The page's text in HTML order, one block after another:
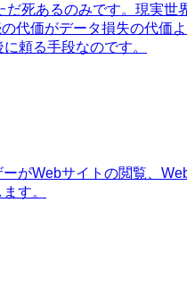
死あるのみです。現実世
代価がデータ損失の代価
頼る手段なのです。
がWebサイトの閲覧、
す。